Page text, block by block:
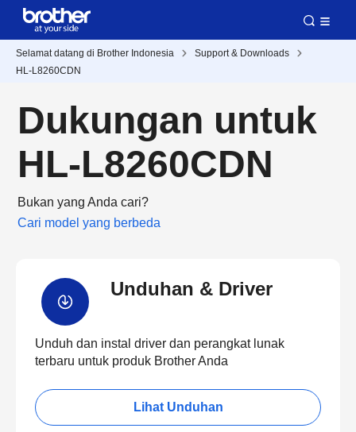
Selamat datang di Brother Indonesia
Support & Downloads
HL-L8260CDN
Dukungan untuk
HL-L8260CDN
Bukan yang Anda cari?
Cari model yang berbeda
Unduhan & Driver
Unduh dan instal driver dan perangkat lunak
terbaru untuk produk Brother Anda
Lihat Unduhan